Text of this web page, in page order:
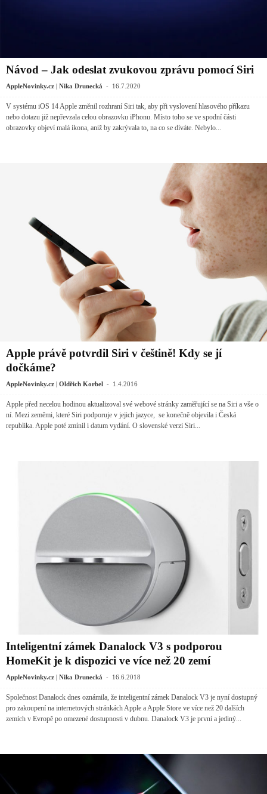
Návod – Jak odeslat zvukovou zprávu pomocí Siri
AppleNovinky.cz | Nika Drunecká - 16.7.2020
V systému iOS 14 Apple změnil rozhraní Siri tak, aby při vyslovení hlasového příkazu
nebo dotazu již nepřevzala celou obrazovku iPhonu. Místo toho se ve spodní části
obrazovky objeví malá ikona, aniž by zakrývala to, na co se díváte. Nebylo...
Apple právě potvrdil Siri v češtině! Kdy se jí
dočkáme?
AppleNovinky.cz | Oldřich Korbel - 1.4.2016
Apple před necelou hodinou aktualizoval své webové stránky zaměřující se na Siri a vše o
ní. Mezi zeměmi, které Siri podporuje v jejich jazyce, se konečně objevila i Česká
republika. Apple poté zmínil i datum vydání. O slovenské verzi Siri...
Inteligentní zámek Danalock V3 s podporou
HomeKit je k dispozici ve více než 20 zemí
AppleNovinky.cz | Nika Drunecká - 16.6.2018
Společnost Danalock dnes oznámila, že inteligentní zámek Danalock V3 je nyní dostupný
pro zakoupení na internetových stránkách Apple a Apple Store ve více než 20 dalších
zemích v Evropě po omezené dostupnosti v dubnu. Danalock V3 je první a jediný...